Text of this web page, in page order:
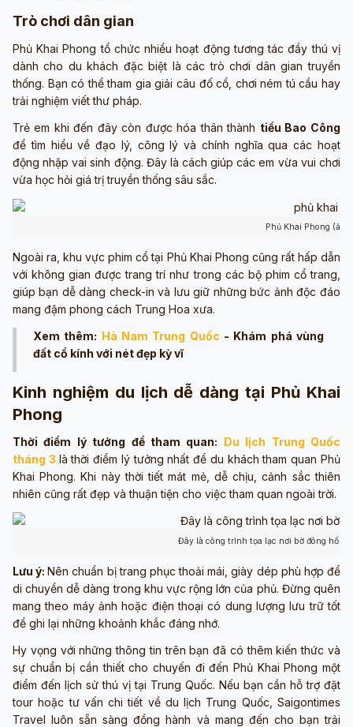
Trò chơi dân gian
Phủ Khai Phong tổ chức nhiều hoạt động tương tác đầy thú vị
dành cho du khách đặc biệt là các trò chơi dân gian truyền
thống. Bạn có thể tham gia giải câu đố cổ, chơi ném tú cầu hay
trải nghiệm viết thư pháp.
Trẻ em khi đến đây còn được hóa thân thành tiểu Bao Công
để tìm hiểu về đạo lý, công lý và chính nghĩa qua các hoạt
động nhập vai sinh động. Đây là cách giúp các em vừa vui chơi
vừa học hỏi giá trị truyền thống sâu sắc.
Phủ Khai Phong
Ngoài ra, khu vực phim cổ tại Phủ Khai Phong cũng rất hấp dẫn
với không gian được trang trí như trong các bộ phim cổ trang,
giúp bạn dễ dàng check-in và lưu giữ những bức ảnh độc đáo
mang đậm phong cách Trung Hoa xưa.
Xem thêm: Hà Nam Trung Quốc - Khám phá vùng
đất cổ kính với nét đẹp kỳ vĩ
Kinh nghiệm du lịch dễ dàng tại Phủ Khai
Phong
Thời điểm lý tưởng để tham quan: Du lịch Trung Quốc
tháng 3 là thời điểm lý tưởng nhất để du khách tham quan Phủ
Khai Phong. Khi này thời tiết mát mẻ, dễ chịu, cảnh sắc thiên
nhiên cũng rất đẹp và thuận tiện cho việc tham quan ngoài trời.
Đây là công trình tọa lạc nơi bờ đông hồ
Lưu ý:Nên chuẩn bị trang phục thoải mái, giày dép phù hợp để
di chuyển dễ dàng trong khu vực rộng lớn của phủ. Đừng quên
mang theo máy ảnh hoặc điện thoại có dung lượng lưu trữ tốt
để ghi lại những khoảnh khắc đáng nhớ.
Hy vọng với những thông tin trên bạn đã có thêm kiến thức và
sự chuẩn bị cần thiết cho chuyến đi đến Phủ Khai Phong một
điểm đến lịch sử thú vị tại Trung Quốc. Nếu bạn cần hỗ trợ đặt
tour hoặc tư vấn chi tiết về du lịch Trung Quốc, Saigontimes
Travel luôn sẵn sàng đồng hành và mang đến cho bạn trải